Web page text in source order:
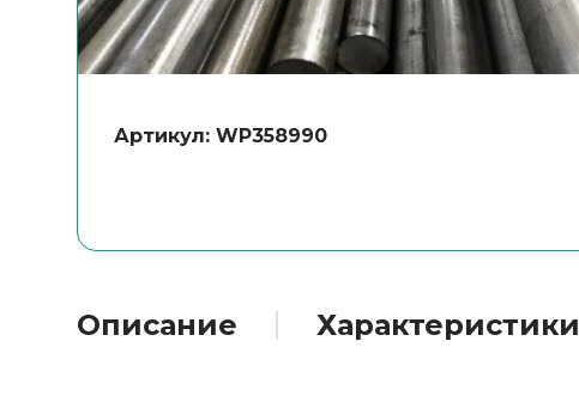
Артикул: WP358990
Описание Характеристики